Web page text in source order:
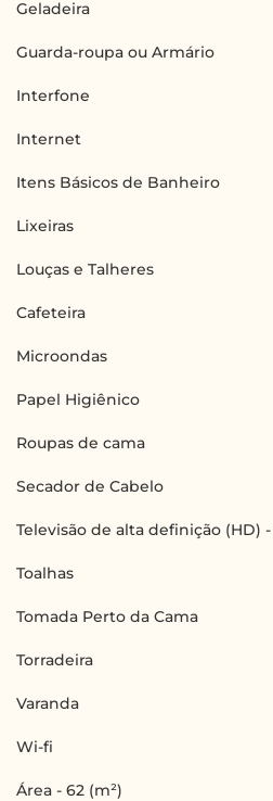
Geladeira
Guarda-roupa ou Armário
Interfone
Internet
Itens Básicos de Banheiro
Lixeiras
Louças e Talheres
Cafeteira
Microondas
Papel Higiênico
Roupas de cama
Secador de Cabelo
Televisão de alta definição (HD)
Toalhas
Tomada Perto da Cama
Torradeira
Varanda
Wi-fi
Área - 62 (m²)